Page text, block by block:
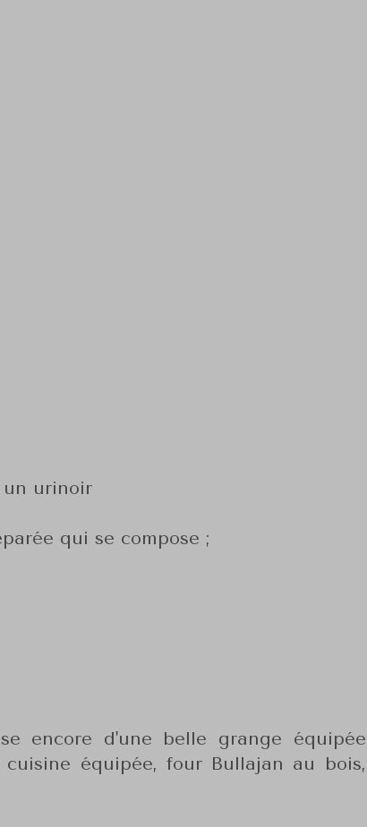
un urinoir
qui se compose ;
encore d'une belle grange équipée
équipée, four Bullajan au bois,